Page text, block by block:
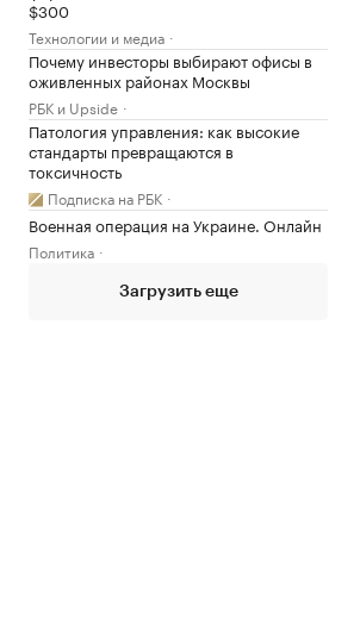
$300
Технологии и медиа
Почему инвесторы выбирают офисы в
оживленных районах Москвы
РБК и Upside
Патология управления: как высокие
стандарты превращаются в
токсичность
Подписка на РБК
Военная операция на Украине. Онлайн
Политика
Загрузить еще